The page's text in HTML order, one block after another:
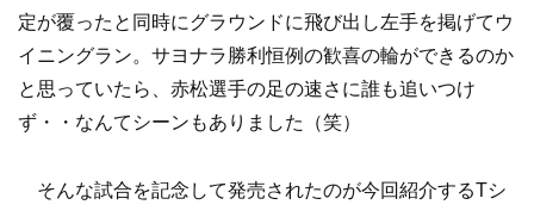
定が覆ったと同時にグラウンドに飛び出し左手を掲げてウ
イニングラン。サヨナラ勝利恒例の歓喜の輪ができるのか
と思っていたら、赤松選手の足の速さに誰も追いつけ
ず・・なんてシーンもありました（笑）
そんな試合を記念して発売されたのが今回紹介するTシ